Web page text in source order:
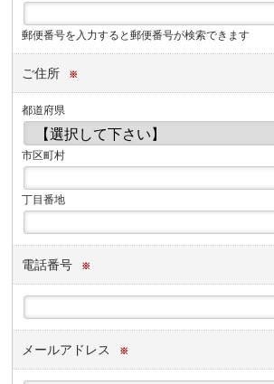
郵便番号を入力すると郵便番号が検索できます
ご住所 ※
都道府県
市区町村
丁目番地
電話番号 ※
メールアドレス ※